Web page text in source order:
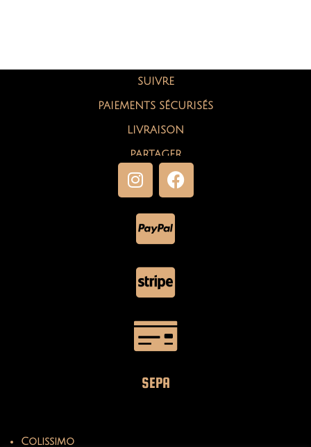
SUIVRE
PAIEMENTS SÉCURISÉS
LIVRAISON
PARTAGER
SEPA
Colissimo